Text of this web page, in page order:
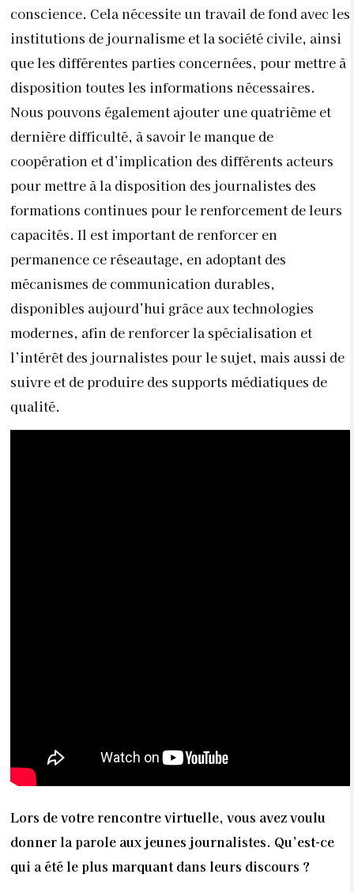
conscience. Cela nécessite un travail de fond avec les
institutions de journalisme et la société civile, ainsi
que les différentes parties concernées, pour mettre à
disposition toutes les informations nécessaires.
Nous pouvons également ajouter une quatrième et
dernière difficulté, à savoir le manque de
coopération et d’implication des différents acteurs
pour mettre à la disposition des journalistes des
formations continues pour le renforcement de leurs
capacités. Il est important de renforcer en
permanence ce réseautage, en adoptant des
mécanismes de communication durables,
disponibles aujourd’hui grâce aux technologies
modernes, afin de renforcer la spécialisation et
l’intérêt des journalistes pour le sujet, mais aussi de
suivre et de produire des supports médiatiques de
qualité.
Lors de votre rencontre virtuelle, vous avez voulu
donner la parole aux jeunes journalistes. Qu’est-ce
qui a été le plus marquant dans leurs discours ?